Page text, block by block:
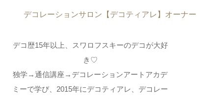
デコレーションサロン【デコティアレ】オーナー
デコ歴15年以上、スワロフスキーのデコが大好
き♡
独学→通信講座→デコレーションアートアカデ
ミーで学び、2015年にデコティアレ、デコレー